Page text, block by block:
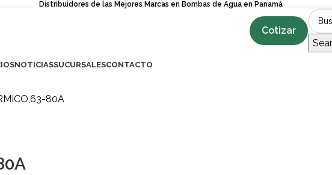
Distribuidores de las Mejores Marcas en Bombas de Agua en Panamá
Cotizar
NOTICIASSUCURSALESCONTACTO
80A